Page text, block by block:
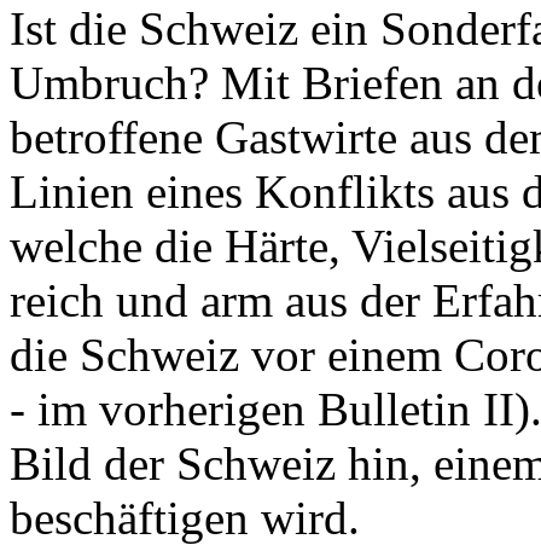
Ist die Schweiz ein
Umbruch? Mit Briefen an
betroffene Gastwirte aus
Linien eines Konflikts aus
welche die Härte,
reich und arm aus der
die Schweiz vor einem
- im vorherigen Bulletin
Bild der Schweiz hin,
beschäftigen wird.